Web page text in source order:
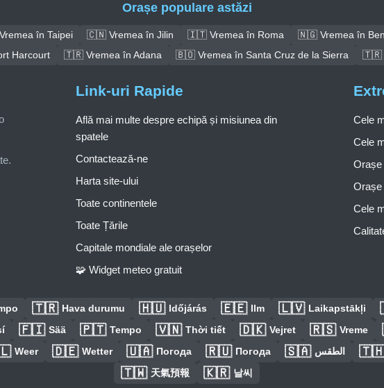
Orașe populare astăzi
în Taipei 🇨🇳 Vremea în Jilin 🇮🇹 Vremea în Roma 🇳🇬 Vremea în
Harcourt 🇹🇷 Vremea în Adana 🇧🇴 Vremea în Santa Cruz de la Sierra 🇹🇷
Link-uri Rapide
Află mai multe despre echipă și misiunea din
spatele
Contactează-ne
Harta site-ului
Toate continentele
Toate Țările
Capitale mondiale ale orașelor
🧩 Widget meteo gratuit
Cele
Cele
Orașe
Orașe
Cele
🇹🇷 Hava durumu 🇭🇺 Időjárás 🇪🇪 Ilm 🇱🇻 Laikapstākļi
🇫🇮 Sää 🇵🇹 Tempo 🇻🇳 Thời tiết 🇩🇰 Vejret 🇷🇸 Vreme
Weer 🇩🇪 Wetter 🇺🇦 Погода 🇷🇺 Погода 🇸🇦 الطقس
🇹🇼 天氣預報 🇰🇷 날씨